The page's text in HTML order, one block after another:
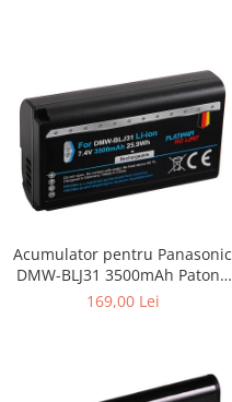
Acumulator pentru Panasonic
DMW-BLJ31 3500mAh Patona
Platinum
169,00 Lei